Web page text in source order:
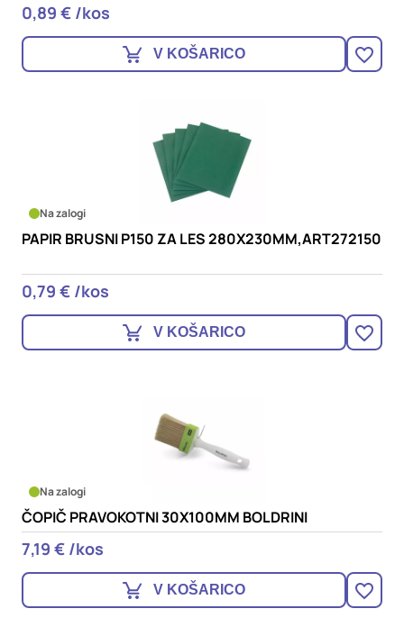
0,89 € /kos
V KOŠARICO
Na zalogi
PAPIR BRUSNI P150 ZA LES 280X230MM,ART272150
0,79 € /kos
V KOŠARICO
Na zalogi
ČOPIČ PRAVOKOTNI 30X100MM BOLDRINI
7,19 € /kos
V KOŠARICO